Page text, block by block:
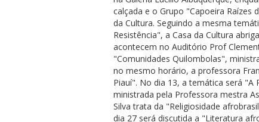
calçada e o Grupo "Capoeira
da Cultura. Seguindo a mesma
Resistência", a Casa da Cultura
acontecem no Auditório Prof
"Comunidades Quilombolas",
no mesmo horário, a professora
Piauí". No dia 13, a temática será "A
ministrada pela Professora mestra
Silva trata da "Religiosidade
dia 27 será discutida a "Literatura